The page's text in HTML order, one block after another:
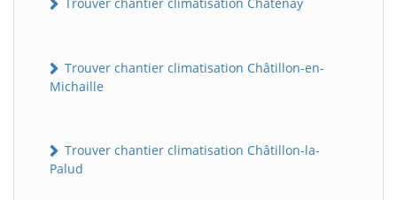
Trouver chantier climatisation Châtillon-en-
Michaille
Trouver chantier climatisation Châtillon-la-
Palud